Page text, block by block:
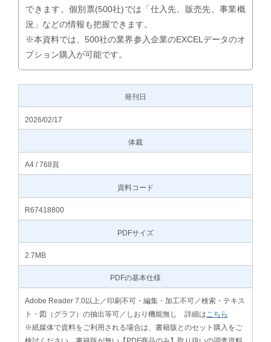
できます。個別票(500社)では「仕入先、販売先、事業概
況」などの情報も把握できます。
※本資料では、500社の業界参入企業のEXCELデータのオ
プション購入が可能です。
発刊日
2026/02/17
体裁
A4 / 768頁
資料コード
R67418800
PDFサイズ
2.7MB
PDFの基本仕様
Adobe Reader 7.0以上／印刷不可・編集・加工不可／検索・テキス
ト・図（グラフ）の抽出等可／しおり機能無し 詳細は こちら
※紙媒体で資料をご利用される場合は、書籍版とのセット購入をご